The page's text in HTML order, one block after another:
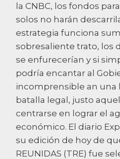
la CNBC, los fondos
solos no harán
estrategia funciona
sobresaliente trato, los
se enfurecerían y si
podría encantar al
incomprensible an una
batalla legal, justo
centrarse en lograr el
económico. El diario
su edición de hoy de
REUNIDAS (TRE) fue